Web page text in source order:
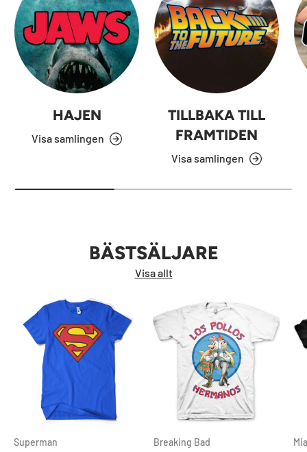
HAJEN
Visa samlingen
TILLBAKA TILL
FRAMTIDEN
Visa samlingen
BÄSTSÄLJARE
Visa allt
Superman Breaking Bad